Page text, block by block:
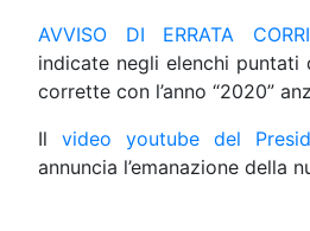
AVVISO DI ERRATA
indicate negli elenchi puntati
corrette con l’anno “2020”
Ilvideo youtube del
annuncia l’emanazione della